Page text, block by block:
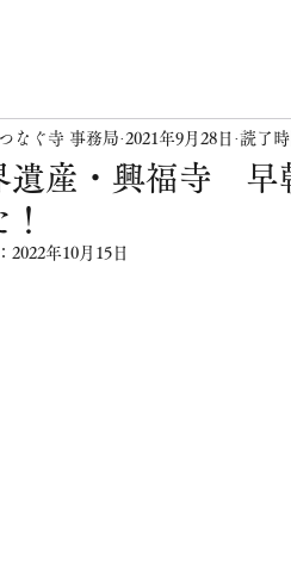
遺産・興福寺 早
つなぐ寺 事務局 2021年9月28日 読了
2022年10月15日